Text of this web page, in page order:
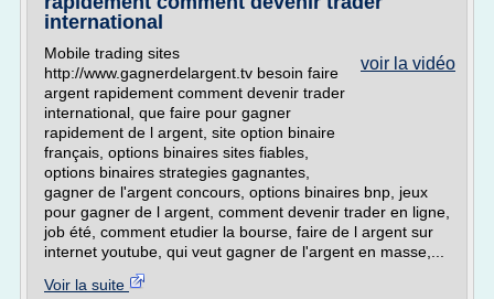
international
voir la vidéo
Mobile trading sites
http://www.gagnerdelargent.tv besoin faire
argent rapidement comment devenir trader
international, que faire pour gagner
rapidement de l argent, site option binaire
français, options binaires sites fiables,
options binaires strategies gagnantes,
gagner de l'argent concours, options binaires bnp, jeux
pour gagner de l argent, comment devenir trader en ligne,
job été, comment etudier la bourse, faire de l argent sur
internet youtube, qui veut gagner de l'argent en masse,...
Voir la suite